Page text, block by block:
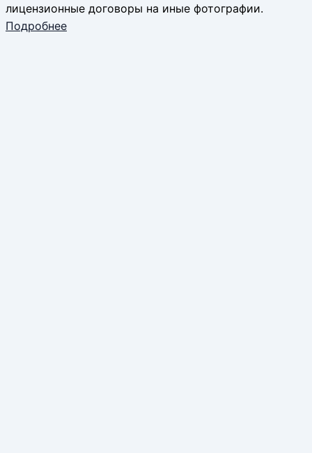
лицензионные договоры на иные фотографии.
Подробнее